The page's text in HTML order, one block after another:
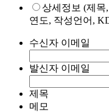
상세정보 (제목
연도, 작성언어,
수신자 이메일
발신자 이메일
제목
메모